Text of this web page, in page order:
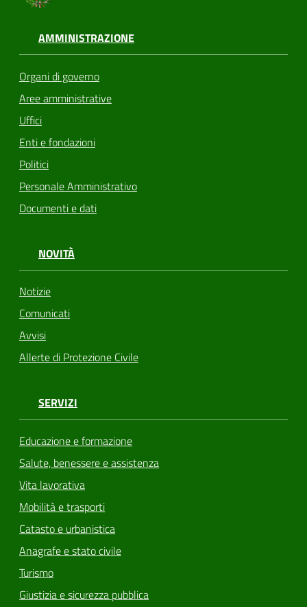
AMMINISTRAZIONE
Organi di governo
Aree amministrative
Uffici
Enti e fondazioni
Politici
Personale Amministrativo
Documenti e dati
NOVITÀ
Notizie
Comunicati
Avvisi
Allerte di Protezione Civile
SERVIZI
Educazione e formazione
Salute, benessere e assistenza
Vita lavorativa
Mobilità e trasporti
Catasto e urbanistica
Anagrafe e stato civile
Turismo
Giustizia e sicurezza pubblica